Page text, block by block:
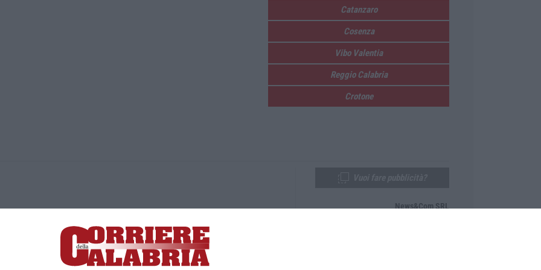
Catanzaro
Cosenza
Vibo Valentia
Reggio Calabria
Crotone
Lamezia Terme (CZ)
responsabile Paola Militano |Privacy
News&Com SRL